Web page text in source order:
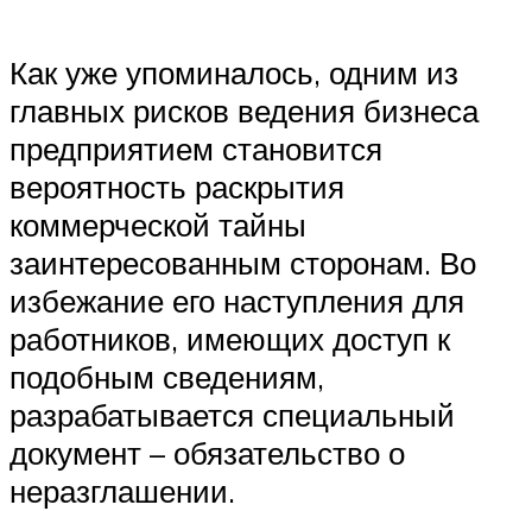
Как уже упоминалось, одним из
главных рисков ведения бизнеса
предприятием становится
вероятность раскрытия
коммерческой тайны
заинтересованным сторонам. Во
избежание его наступления для
работников, имеющих доступ к
подобным сведениям,
разрабатывается специальный
документ – обязательство о
неразглашении.